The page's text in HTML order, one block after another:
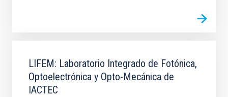
LIFEM: Laboratorio Integrado de Fotónica,
Optoelectrónica y Opto-Mecánica de
IACTEC